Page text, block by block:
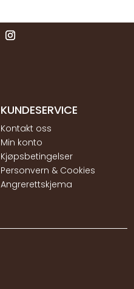
KUNDESERVICE
Kontakt oss
Min konto
Kjøpsbetingelser
Personvern & Cookies
Angrerettskjema